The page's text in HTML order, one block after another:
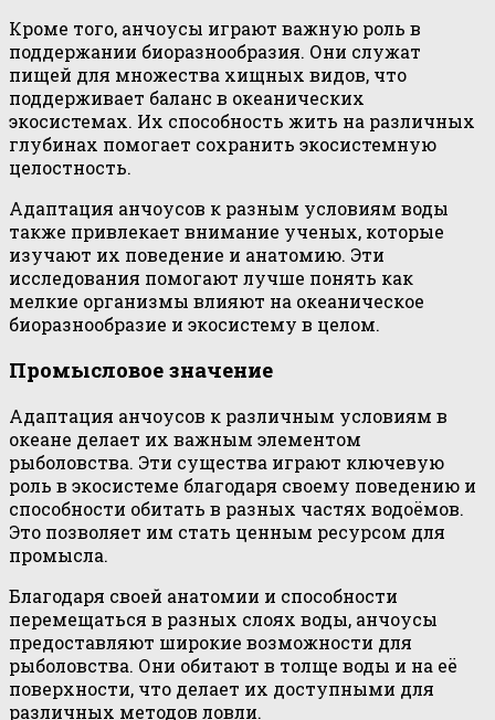
Кроме того, анчоусы играют важную роль в
поддержании биоразнообразия. Они служат
пищей для множества хищных видов, что
поддерживает баланс в океанических
экосистемах. Их способность жить на различных
глубинах помогает сохранить экосистемную
целостность.
Адаптация анчоусов к разным условиям воды
также привлекает внимание ученых, которые
изучают их поведение и анатомию. Эти
исследования помогают лучше понять как
мелкие организмы влияют на океаническое
биоразнообразие и экосистему в целом.
Промысловое значение
Адаптация анчоусов к различным условиям в
океане делает их важным элементом
рыболовства. Эти существа играют ключевую
роль в экосистеме благодаря своему поведению и
способности обитать в разных частях водоёмов.
Это позволяет им стать ценным ресурсом для
промысла.
Благодаря своей анатомии и способности
перемещаться в разных слоях воды, анчоусы
предоставляют широкие возможности для
рыболовства. Они обитают в толще воды и на её
поверхности, что делает их доступными для
различных методов ловли.